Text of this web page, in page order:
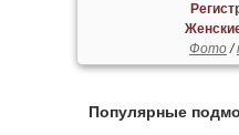
Фото/
Популярные